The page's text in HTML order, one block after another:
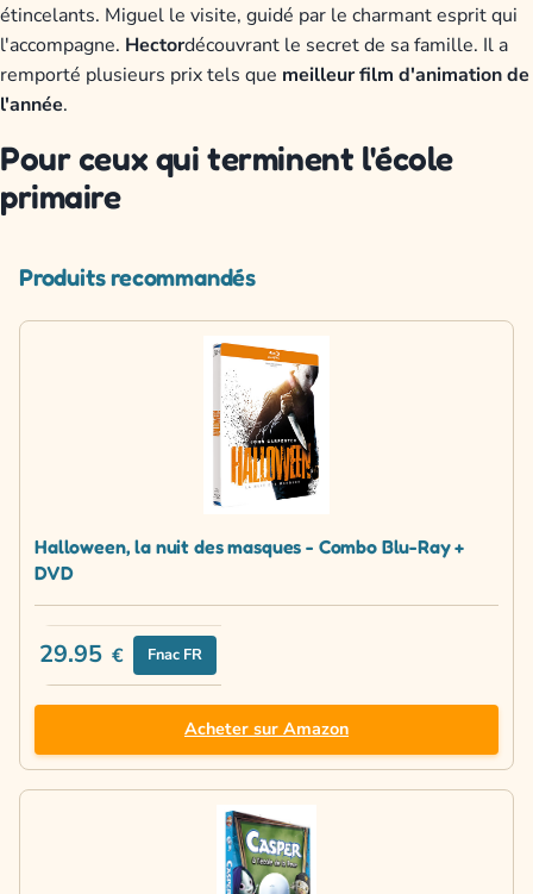
étincelants. Miguel le visite, guidé par le charmant esprit qui
l'accompagne. Hectordécouvrant le secret de sa famille. Il a
remporté plusieurs prix tels que meilleur film d'animation de
l'année.
Pour ceux qui terminent l'école
primaire
Produits recommandés
Halloween, la nuit des masques - Combo Blu-Ray +
DVD
29.95 € Fnac FR
Acheter sur Amazon